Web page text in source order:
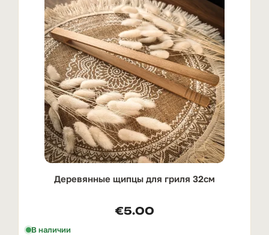
Деревянные щипцы для гриля 32см
€5.00
В наличии